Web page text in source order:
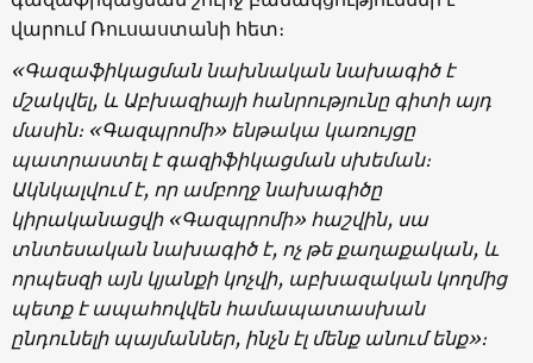
վարում Ռուսաստանի հետ։
«Գազաֆիկացման նախնական նախագիծ է
մշակվել, և Աբխազիայի հանրությունը գիտի այդ
մասին։ «Գազպրոմի» ենթակա կառույցը
պատրաստել է գազիֆիկացման սխեման։
Ակնկալվում է, որ ամբողջ նախագիծը
կիրականացվի «Գազպրոմի» հաշվին, սա
տնտեսական նախագիծ է, ոչ թե քաղաքական, և
որպեսզի այն կյանքի կոչվի, աբխազական կողմից
պետք է ապահովվեն համապատասխան
ընդունելի պայմաններ, ինչն էլ մենք անում ենք»։